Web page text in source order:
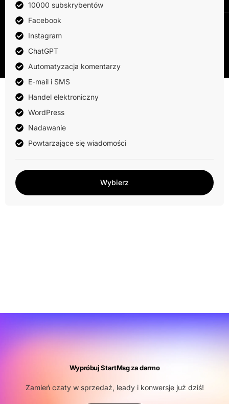
10000 subskrybentów
Facebook
Instagram
ChatGPT
Automatyzacja komentarzy
E-mail i SMS
Handel elektroniczny
WordPress
Nadawanie
Powtarzające się wiadomości
Wybierz
Wypróbuj StartMsg za darmo
Zamień czaty w sprzedaż, leady i konwersje już dziś!